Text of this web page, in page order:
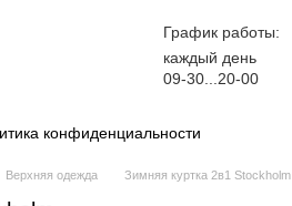
График работы:
каждый день
09-30...20-00
конфиденциальности
Верхняя одежда Зимняя куртка 2в1 Stockholm